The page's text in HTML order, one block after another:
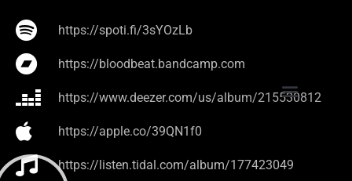
https://spoti.fi/3sYOzLb
https://bloodbeat.bandcamp.com
https://www.deezer.com/us/album/215530812
https://apple.co/39QN1f0
https://listen.tidal.com/album/177423049